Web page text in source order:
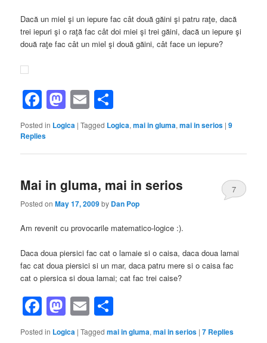
Dacă un miel şi un iepure fac cât două găini şi patru raţe, dacă
trei iepuri şi o raţă fac cât doi miei şi trei găini, dacă un iepure şi
două raţe fac cât un miel şi două găini, cât face un iepure?
Facebook
Mastodon
Email
Posted in Logica |Tagged Logica,mai in gluma,mai in serios |9
Replies
Mai in gluma, mai in serios
Posted onMay 17, 2009by Dan Pop
7
Am revenit cu provocarile matematico-logice :).
Daca doua piersici fac cat o lamaie si o caisa, daca doua lamai
fac cat doua piersici si un mar, daca patru mere si o caisa fac
cat o piersica si doua lamai; cat fac trei caise?
Facebook
Mastodon
Email
Posted in Logica |Tagged mai in gluma,mai in serios |7 Replies